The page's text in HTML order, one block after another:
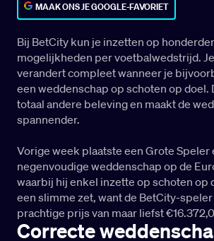
MAAK ONS JE GOOGLE-FAVORIET
Bij BetCity kun je inzetten op
mogelijkheden per voetbalwedstrijd.
verandert compleet wanneer je
een weddenschap op schoten op doel.
totaal andere beleving en maakt de
spannender.
Vorige week plaatste een Grote Speler
negenvoudige weddenschap op de
waarbij hij enkel inzette op schoten op
een slimme zet, want de BetCity-
prachtige prijs van maar liefst
Correcte